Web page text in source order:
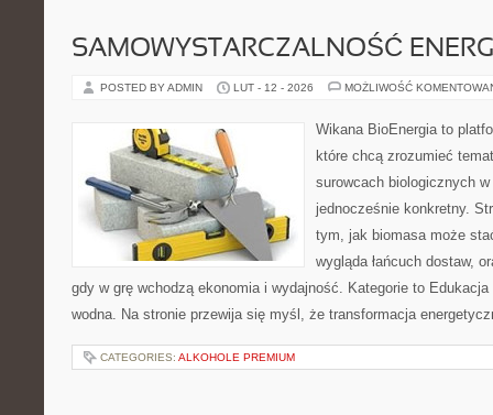
SAMOWYSTARCZALNOŚĆ
POSTED BY ADMIN LUT - 12 - 2026 MOŻLIWOŚĆ
Wikana BioEnergia to
które chcą zrozumieć
surowcach biologicznych
jednocześnie konkretny.
tym, jak biomasa może
wygląda łańcuch dostaw,
gdy w grę wchodzą ekonomia i wydajność. Kategorie to
wodna. Na stronie przewija się myśl, że transformacja
CATEGORIES: ALKOHOLE PREMIUM